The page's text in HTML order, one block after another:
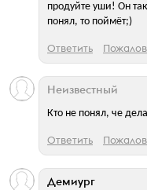
продуйте уши! Он
понял, то поймёт;)
Ответить
Кто не понял, че
Неизвестный
Ответить
Демиург